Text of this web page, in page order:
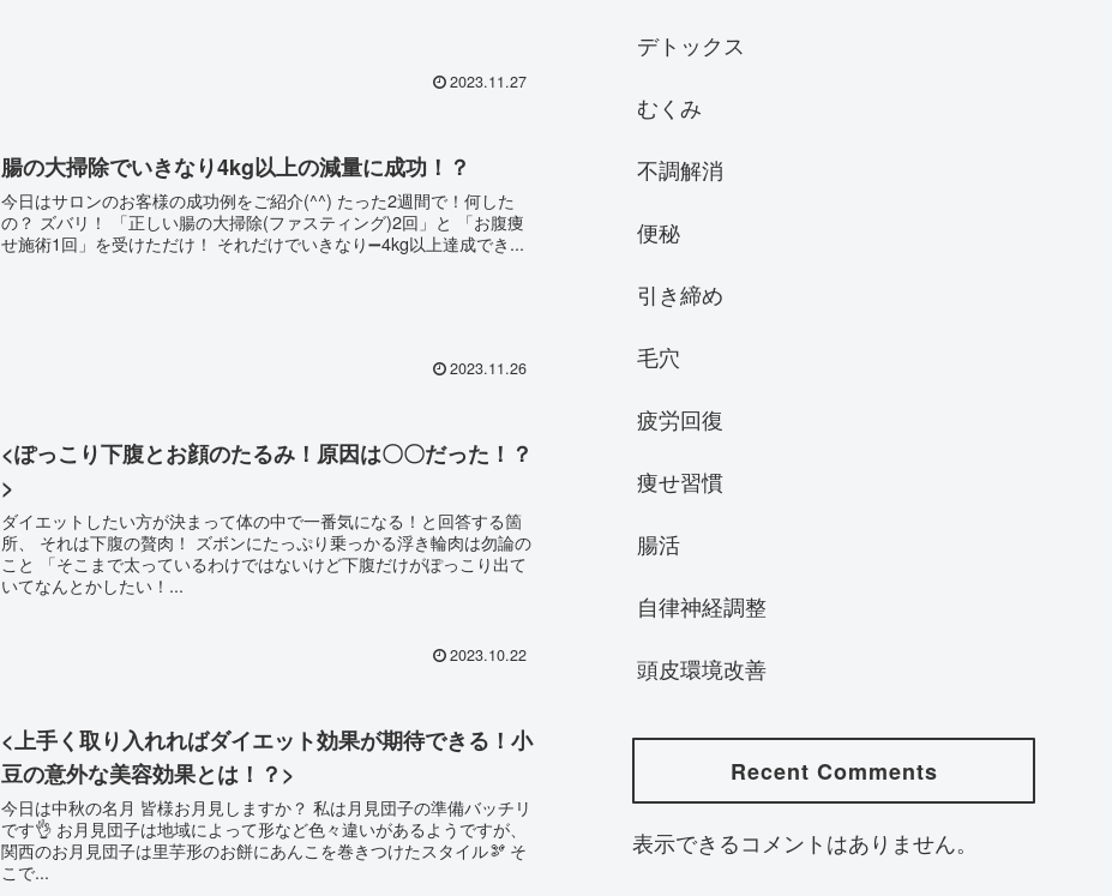
2023.11.27
腸の大掃除でいきなり4kg以上の減量に成功！？
今日はサロンのお客様の成功例をご紹介(^^) たった2週間で！何した
の？ ズバリ！ 「正しい腸の大掃除(ファスティング)2回」と 「お腹痩
せ施術1回」を受けただけ！ それだけでいきなり➖4kg以上達成でき...
2023.11.26
<ぽっこり下腹とお顔のたるみ！原因は〇〇だった！？
>
ダイエットしたい方が決まって体の中で一番気になる！と回答する箇
所、 それは下腹の贅肉！ ズボンにたっぷり乗っかる浮き輪肉は勿論の
こと 「そこまで太っているわけではないけど下腹だけがぽっこり出て
いてなんとかしたい！...
2023.10.22
<上手く取り入れればダイエット効果が期待できる！小
豆の意外な美容効果とは！？>
今日は中秋の名月 皆様お月見しますか？ 私は月見団子の準備バッチリ
です👌 お月見団子は地域によって形など色々違いがあるようですが、
関西のお月見団子は里芋形のお餅にあんこを巻きつけたスタイル🫘 そ
こで...
デトックス
むくみ
不調解消
便秘
引き締め
毛穴
疲労回復
痩せ習慣
腸活
自律神経調整
頭皮環境改善
Recent Comments
表示できるコメントはありません。